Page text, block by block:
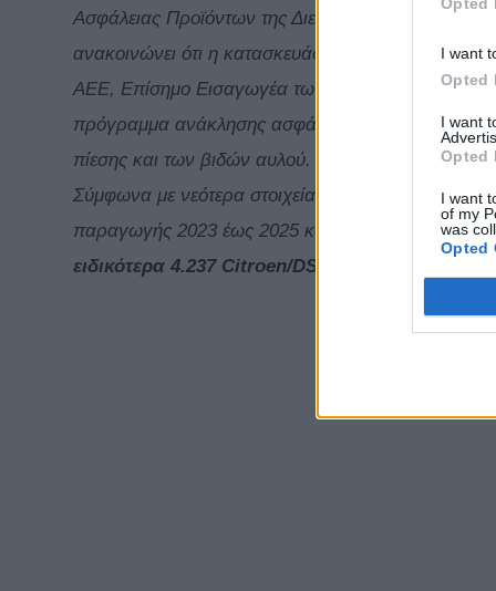
I want
Opted
I want
Opted
I want
of my
was
Opted
Ασφάλειας Προϊόντων της Διεύθυνσης Ασφάλειας
ανακοινώνει ότι η κατασκευάστρια εταιρεία
AEE, Επίσημο Εισαγωγέα των οχημάτων Citroen,
πρόγραμμα ανάκλησης ασφάλειας αυτοκινήτων
πίεσης και των βιδών αυλού.
Σύμφωνα με νεότερα στοιχεία, η συγκεκριμένη
παραγωγής 2023 έως 2025 και
ο νέος
ειδικότερα 4.237 Citroen/DS, 5.766 Peugeot και